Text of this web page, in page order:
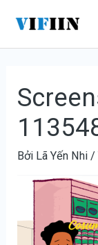
nội
Bởi Lã Yến Nhi /
hướng
bài